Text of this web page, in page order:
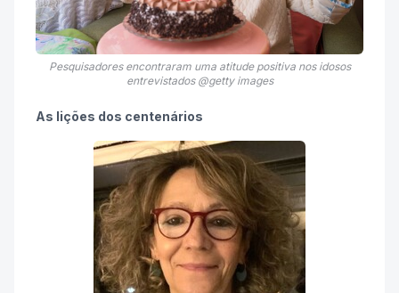
Pesquisadores encontraram uma atitude positiva nos idosos
entrevistados @getty images
As lições dos centenários